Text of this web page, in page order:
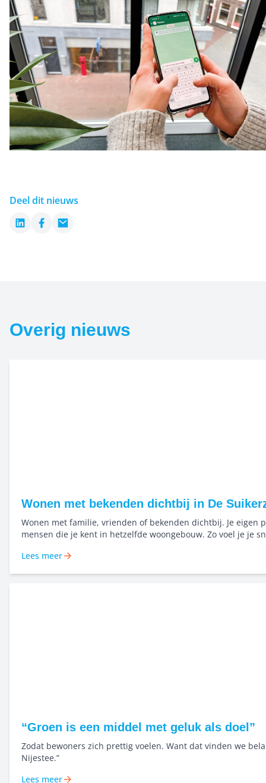
Deel dit nieuws
LinkedInFacebook
Email
Overig nieuws
Wonen met bekenden dichtbij in De
Wonen met familie, vrienden of bekenden dichtbij. Je eigen
mensen die je kent in hetzelfde woongebouw. Zo voel je je
naar elkaar omkijken. Niet alleen starten, maar dichtbij
Lees meer
“Groen is een middel met geluk als doel”
Zodat bewoners zich prettig voelen. Want dat vinden we
Nijestee.”
Lees meer